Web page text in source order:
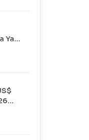
Yara